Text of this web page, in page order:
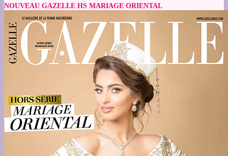
NOUVEAU GAZELLE HS MARIAGE ORIENTAL